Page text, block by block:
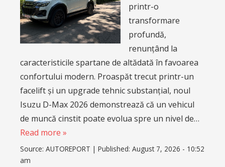
printr-o
transformare
profundă,
renunțând la
caracteristicile spartane de altădată în favoarea
confortului modern. Proaspăt trecut printr-un
facelift și un upgrade tehnic substanțial, noul
Isuzu D-Max 2026 demonstrează că un vehicul
de muncă cinstit poate evolua spre un nivel de…
Read more »
Source: AUTOREPORT | Published: August 7, 2026 - 10:52
am